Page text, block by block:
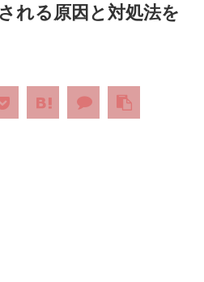
れる原因と対処法を